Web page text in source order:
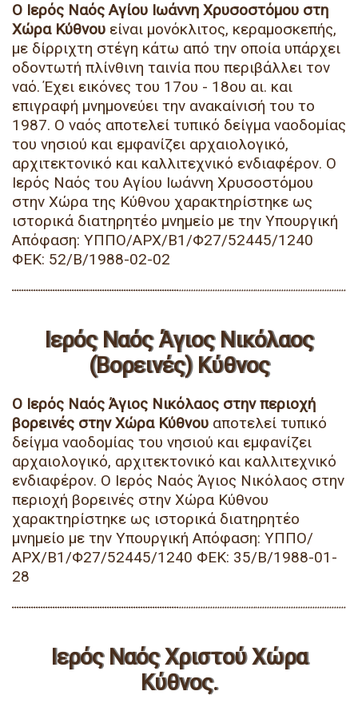
Ο Ιερός Ναός Αγίου Ιωάννη Χρυσοστόμου στη
Χώρα Κύθνου είναι μονόκλιτος, κεραμοσκεπής,
με δίρριχτη στέγη κάτω από την οποία υπάρχει
οδοντωτή πλίνθινη ταινία που περιβάλλει τον
ναό. Έχει εικόνες του 17ου - 18ου αι. και
επιγραφή μνημονεύει την ανακαίνισή του το
1987. Ο ναός αποτελεί τυπικό δείγμα ναοδομίας
του νησιού και εμφανίζει αρχαιολογικό,
αρχιτεκτονικό και καλλιτεχνικό ενδιαφέρον. Ο
Ιερός Ναός του Αγίου Ιωάννη Χρυσοστόμου
στην Χώρα της Κύθνου χαρακτηρίστηκε ως
ιστορικά διατηρητέο μνημείο με την Υπουργική
Απόφαση: ΥΠΠΟ/ΑΡΧ/Β1/Φ27/52445/1240
ΦΕΚ: 52/Β/1988-02-02
Ιερός Ναός Άγιος Νικόλαος
(Βορεινές) Κύθνος
Ο Ιερός Ναός Άγιος Νικόλαος στην περιοχή
βορεινές στην Χώρα Κύθνου αποτελεί τυπικό
δείγμα ναοδομίας του νησιού και εμφανίζει
αρχαιολογικό, αρχιτεκτονικό και καλλιτεχνικό
ενδιαφέρον. Ο Ιερός Ναός Άγιος Νικόλαος στην
περιοχή βορεινές στην Χώρα Κύθνου
χαρακτηρίστηκε ως ιστορικά διατηρητέο
μνημείο με την Υπουργική Απόφαση: ΥΠΠΟ/
ΑΡΧ/Β1/Φ27/52445/1240 ΦΕΚ: 35/Β/1988-01-
28
Ιερός Ναός Χριστού Χώρα
Κύθνος.